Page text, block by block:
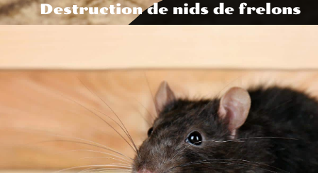
Destruction de nids de frelons